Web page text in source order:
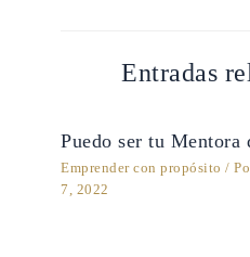
Entradas
Puedo ser tu Mentora
Emprender con propósito /
7, 2022